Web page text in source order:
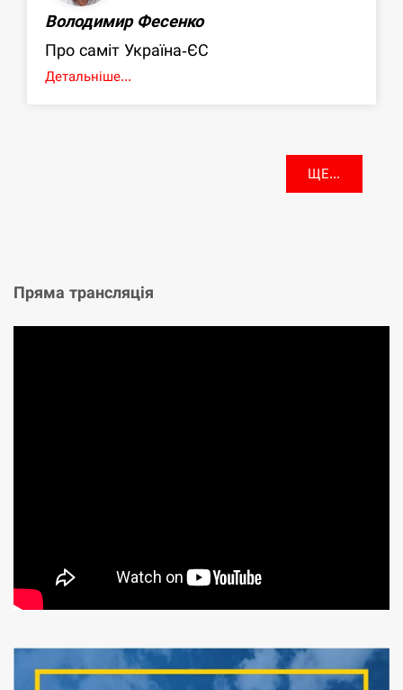
Володимир Фесенко
Про саміт Україна-ЄС
Детальніше...
ЩЕ...
Пряма трансляція